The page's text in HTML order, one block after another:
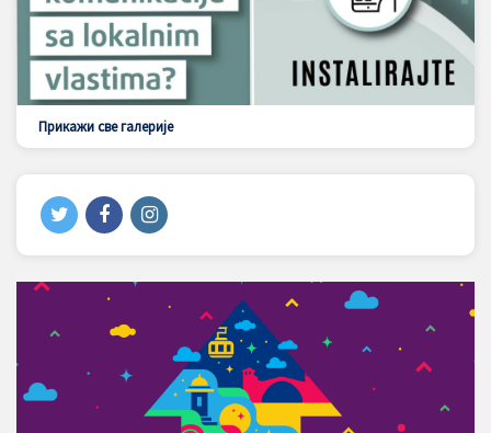
Прикажи све галерије